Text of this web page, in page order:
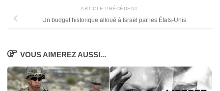
ARTICLE PRÉCÉDENT
Un budget historique alloué à Israël par les États-Unis
VOUS AIMEREZ AUSSI...